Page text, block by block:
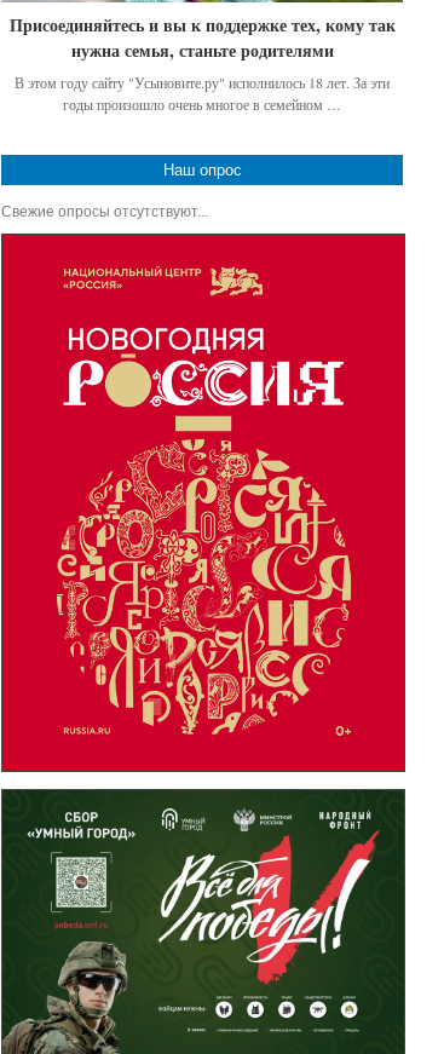
Присоединяйтесь и вы к поддержке тех, кому так
нужна семья, станьте родителями
В этом году сайту "Усыновите.ру" исполнилось 18 лет. За эти
годы произошло очень многое в семейном …
Наш опрос
Свежие опросы отсутствуют...